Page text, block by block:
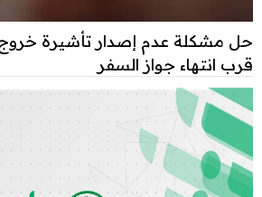
حل مشكلة عدم إصدار تأشيرة
قرب انتهاء جواز السفر